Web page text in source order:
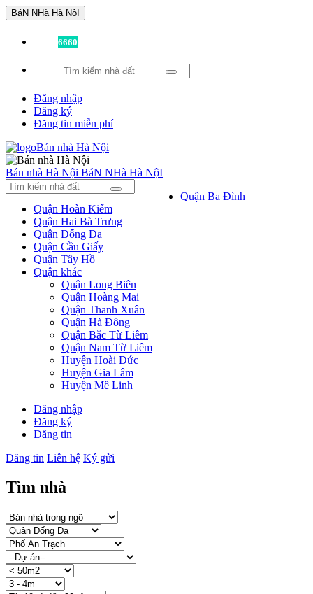
BáN NHà Hà NộI
6660
Đăng nhập
Đăng ký
Đăng tin miễn phí
Bán nhà Hà Nội BáN NHà Hà NộI
Quận Ba Đình
Quận Hoàn Kiếm
Quận Hai Bà Trưng
Quận Đống Đa
Quận Cầu Giấy
Quận Tây Hồ
Quận khác
Quận Long Biên
Quận Hoàng Mai
Quận Thanh Xuân
Quận Hà Đông
Quận Bắc Từ Liêm
Quận Nam Từ Liêm
Huyện Hoài Đức
Huyện Gia Lâm
Huyện Mê Linh
Đăng nhập
Đăng ký
Đăng tin
Đăng tin Liên hệ Ký gửi
Tìm nhà